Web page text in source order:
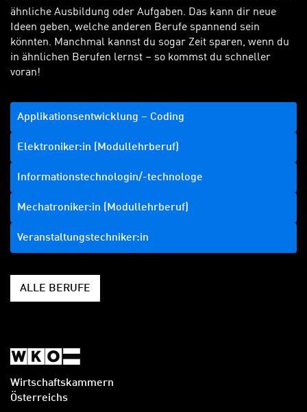
ähnliche Ausbildung oder Aufgaben. Das kann dir neue
Ideen geben, welche anderen Berufe spannend sein
könnten. Manchmal kannst du sogar Zeit sparen, wenn du
in ähnlichen Berufen lernst – so kommst du schneller
voran!
Applikationsentwicklung – Coding
Elektroniker:in (Modullehrberuf)
Informationstechnologin/-technologe
Mechatroniker:in (Modullehrberuf)
Veranstaltungstechniker:in
ALLE BERUFE
Wirtschaftskammern
Österreichs